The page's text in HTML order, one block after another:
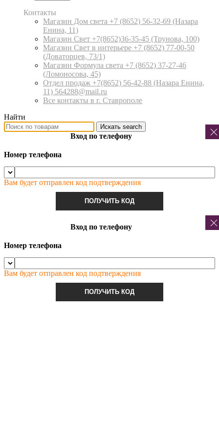
Контакты
Магазин Дом света +7 (8652) 56-32-69 (Назара
Енина, 11)
Магазин Свет +7(8652)36-35-45 (Трунова, 100)
Магазин Свет в интерьере +7 (8652) 77-00-50
(Доваторцев, 73/1)
Магазин Формула света +7 (8652) 37-27-46
(Ломоносова, 45)
Отдел продаж +7(8652) 56-42-88 (Назара Енина,
11) 564288@mail.ru
Все контакты в г. Ставрополе
Найти
Искать search
Вход по телефону
Номер телефона
Вам будет отправлен код подтверждения
ПОЛУЧИТЬ КОД
Вход по телефону
Номер телефона
Вам будет отправлен код подтверждения
ПОЛУЧИТЬ КОД